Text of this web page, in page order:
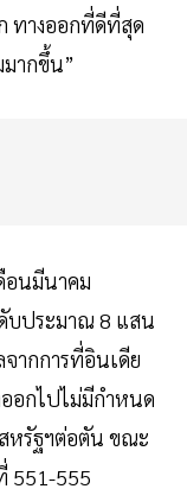
ทางออกที่ดีที่สุด
ากขึ้น”
อนมีนาคม
บประมาณ 8 แสน
ากการที่อินเดีย
ออกไปไม่มีกำหนด
หรัฐฯต่อตัน ขณะ
551-555